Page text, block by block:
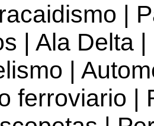
|
| Ala Delta
|
ferroviario |